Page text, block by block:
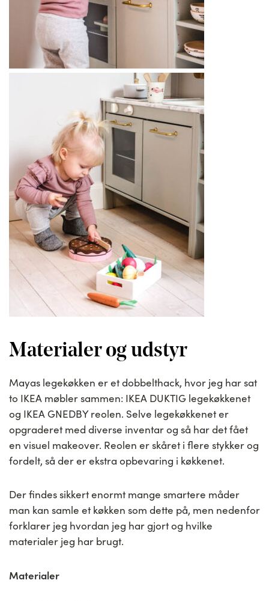
Materialer og udstyr
Mayas legekøkken er et dobbelthack, hvor jeg har sat
to IKEA møbler sammen: IKEA DUKTIG legekøkkenet
og IKEA GNEDBY reolen. Selve legekøkkenet er
opgraderet med diverse inventar og så har det fået
en visuel makeover. Reolen er skåret i flere stykker og
fordelt, så der er ekstra opbevaring i køkkenet.
Der findes sikkert enormt mange smartere måder
man kan samle et køkken som dette på, men nedenfor
forklarer jeg hvordan jeg har gjort og hvilke
materialer jeg har brugt.
Materialer